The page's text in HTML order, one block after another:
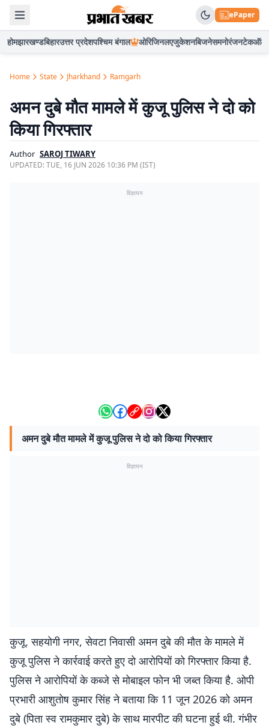
ePaper
होमझारखण्डबिहारउत्तर प्रदेशपश्चिम बंगाल ओरिजिनलएजुकेशनबिजनेसमनोरंजनटेकऑटो
Home State Jharkhand Ramgarh
अमन दुबे मौत मामले में कुजू पुलिस ने दो को
किया गिरफ्तार
Author SAROJ TIWARY
UPDATED:TUE, 16 JUN 2026 10:36 PM (IST)
विज्ञापन
अमन दुबे मौत मामले में कुजू पुलिस ने दो को किया गिरफ्तार
विज्ञापन
कुजू. सहयोगी नगर, सेवटा निवासी अमन दुबे की मौत के मामले में
कुजू पुलिस ने कार्रवाई करते हुए दो आरोपियों को गिरफ्तार किया है.
पुलिस ने आरोपियों के कब्जे से मोबाइल फोन भी जब्त किया है. ओपी
प्रभारी आशुतोष कुमार सिंह ने बताया कि 11 जून 2026 को अमन
दुबे (पिता स्व रामकुमार दुबे) के साथ मारपीट की घटना हुई थी. गंभीर